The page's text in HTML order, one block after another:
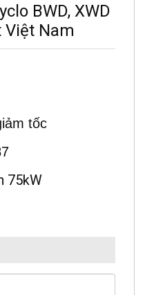
BWD, XWD
Việt Nam
tốc
75kW